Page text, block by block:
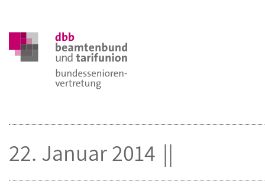
22. Januar 2014